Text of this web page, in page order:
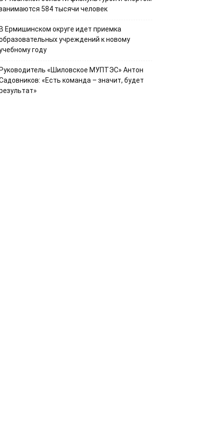
584 тысячи человек
Ермишинском округе идет приемка
учреждений к новому
году
«Шиловское МУПТЭС» Антон
«Есть команда – значит, будет